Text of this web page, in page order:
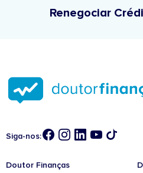
Renegociar
Siga-nos:
Doutor Finanças